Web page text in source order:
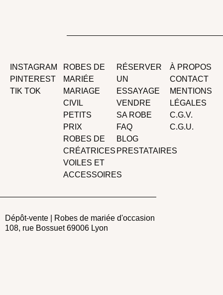
INSTAGRAM
PINTEREST
TIK TOK
ROBES DE
MARIÉE
MARIAGE
CIVIL
PETITS
PRIX
ROBES DE
CRÉATRICES
VOILES ET
ACCESSOIRES
RÉSERVER
UN
ESSAYAGE
VENDRE
SA ROBE
FAQ
BLOG
PRESTATAIRES
À PROPOS
CONTACT
MENTIONS
LÉGALES
C.G.V.
C.G.U.
Dépôt-vente | Robes de mariée d'occasion
108, rue Bossuet 69006 Lyon